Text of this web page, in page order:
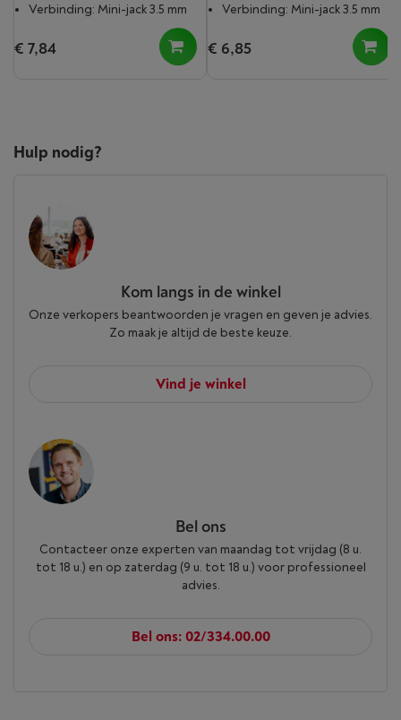
Verbinding: Mini-jack 3.5 mm
€ 7,84
Verbinding: Mini-jack 3.5 mm
€ 6,85
Hulp nodig?
Kom langs in de winkel
Onze verkopers beantwoorden je vragen en geven je advies.
Zo maak je altijd de beste keuze.
Vind je winkel
Bel ons
Contacteer onze experten van maandag tot vrijdag (8 u.
tot 18 u.) en op zaterdag (9 u. tot 18 u.) voor professioneel
advies.
Bel ons: 02/334.00.00